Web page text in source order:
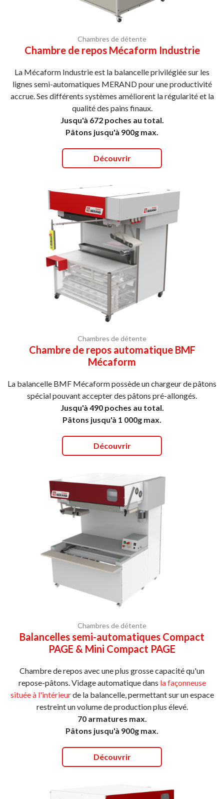
Chambres de détente
Chambre de repos Mécaform Industrie
La Mécaform Industrie est la balancelle privilégiée sur les
lignes semi-automatiques MERAND pour une productivité
accrue. Ses différents systèmes améliorent la régularité et la
qualité des pains finaux.
Jusqu'à 672 poches au total.
Pâtons jusqu'à 900g max.
Découvrir
Chambres de détente
Chambre de repos automatique BMF
Mécaform
La balancelle BMF Mécaform possède un chargeur de pâtons
spécial pouvant accepter des pâtons pré-allongés.
Jusqu'à 490 poches au total.
Pâtons jusqu'à 1 000g max.
Découvrir
Chambres de détente
Balancelles semi-automatiques Compact
PAGE & Mini Compact PAGE
Chambre de repos avec une plus grosse capacité qu'un
repose-pâtons. Vidage automatique dans la façonneuse
située à l'intérieurde la balancelle, permettant sur un espace
restreint un volume de production plus élevé.
70 armatures max.
Pâtons jusqu'à 900g max.
Découvrir